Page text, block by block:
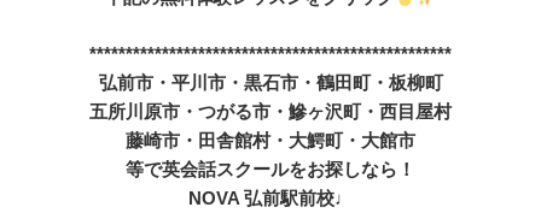
**************************************************
弘前市・平川市・黒石市・鶴田町・板柳町
五所川原市・つがる市・鰺ヶ沢町・西目屋村
藤崎市・田舎館村・大鰐町・大館市
等で英会話スクールをお探しなら！
NOVA 弘前駅前校♩